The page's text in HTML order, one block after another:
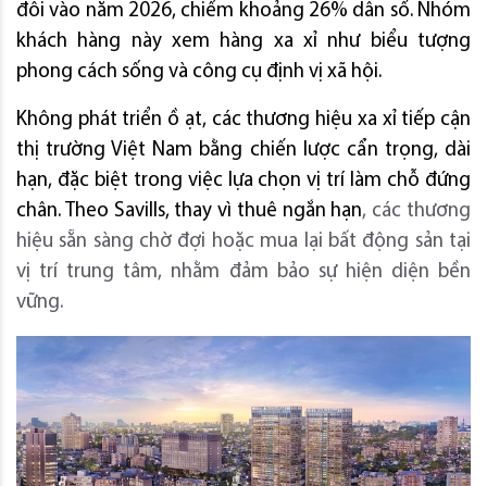
đôi vào năm 2026, chiếm khoảng 26% dân số. Nhóm
khách hàng này xem hàng xa xỉ như biểu tượng
phong cách sống và công cụ định vị xã hội.
Không phát triển ồ ạt, các thương hiệu xa xỉ tiếp cận
thị trường Việt Nam bằng chiến lược cẩn trọng, dài
hạn, đặc biệt trong việc lựa chọn vị trí làm chỗ đứng
chân. Theo Savills, thay vì thuê ngắn hạn, các thương
hiệu sẵn sàng chờ đợi hoặc mua lại bất động sản tại
vị trí trung tâm, nhằm đảm bảo sự hiện diện bền
vững.